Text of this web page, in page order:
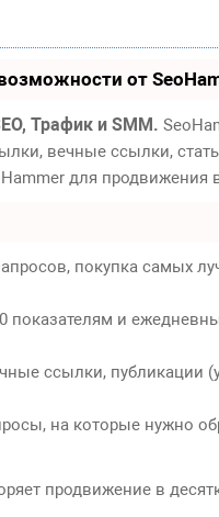
от
Трафик и SMM.
вечные ссылки,
для продвижения
покупка самых
показателям и
ссылки, публикации
на которые нужно
продвижение в